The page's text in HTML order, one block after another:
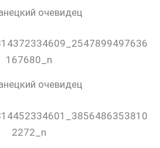
очевидец
очевидец